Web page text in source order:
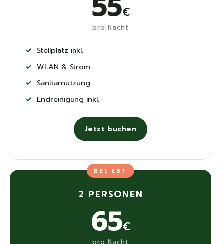
€
pro Nacht
Stellplatz inkl.
WLAN & Strom
Sanitärnutzung
Endreinigung inkl.
Jetzt buchen
BELIEBT
2 PERSONEN
65€
pro Nacht